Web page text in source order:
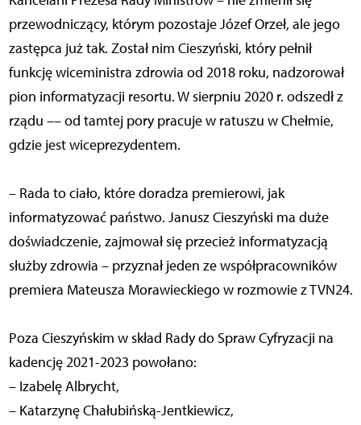
przewodniczący, którym pozostaje Józef Orzeł, ale jego
zastępca już tak. Został nim Cieszyński, który pełnił
funkcję wiceministra zdrowia od 2018 roku, nadzorował
pion informatyzacji resortu. W sierpniu 2020 r. odszedł z
rządu –– od tamtej pory pracuje w ratuszu w Chełmie,
gdzie jest wiceprezydentem.
– Rada to ciało, które doradza premierowi, jak
informatyzować państwo. Janusz Cieszyński ma duże
doświadczenie, zajmował się przecież informatyzacją
służby zdrowia – przyznał jeden ze współpracowników
premiera Mateusza Morawieckiego w rozmowie z TVN24.
Poza Cieszyńskim w skład Rady do Spraw Cyfryzacji na
kadencję 2021-2023 powołano:
– Izabelę Albrycht,
– Katarzynę Chałubińską-Jentkiewicz,